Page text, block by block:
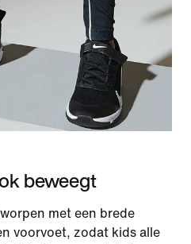
beweegt
met een brede
voorvoet, zodat kids alle